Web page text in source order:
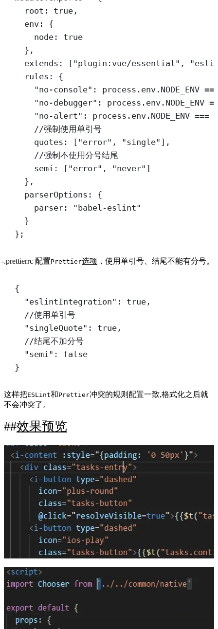
root: true,
env: {
node: true
},
extends: [ "plugin:vue/essential" ,
rules: {
"no-console" : process.env. NODE_ENV
"no-debugger" : process.env. NODE_ENV
"no-alert" : process.env. NODE_ENV ===
//强制使用单引号
quotes: [ "error" , "single" ],
//强制不使用分号结尾
semi: [ "error" , "never" ]
},
parserOptions: {
parser:
"babel-eslint"
}
};
.prettierrc 配置Prettier选项 ，使用单引号、结尾不能有分号。
{
"eslintIntegration" : true,
//使用单引号
"singleQuote" : true,
//结尾不加分号
"semi" : false
}
这样把ESLint和Prettier冲突的规则配置一致,格式化之后就
不会冲突了。
效果预览